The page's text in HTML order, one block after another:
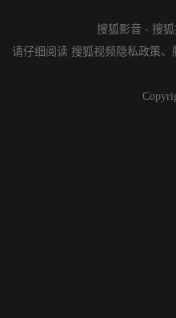
搜狐影音 - 搜
请仔细阅读 搜狐视频隐私政策、